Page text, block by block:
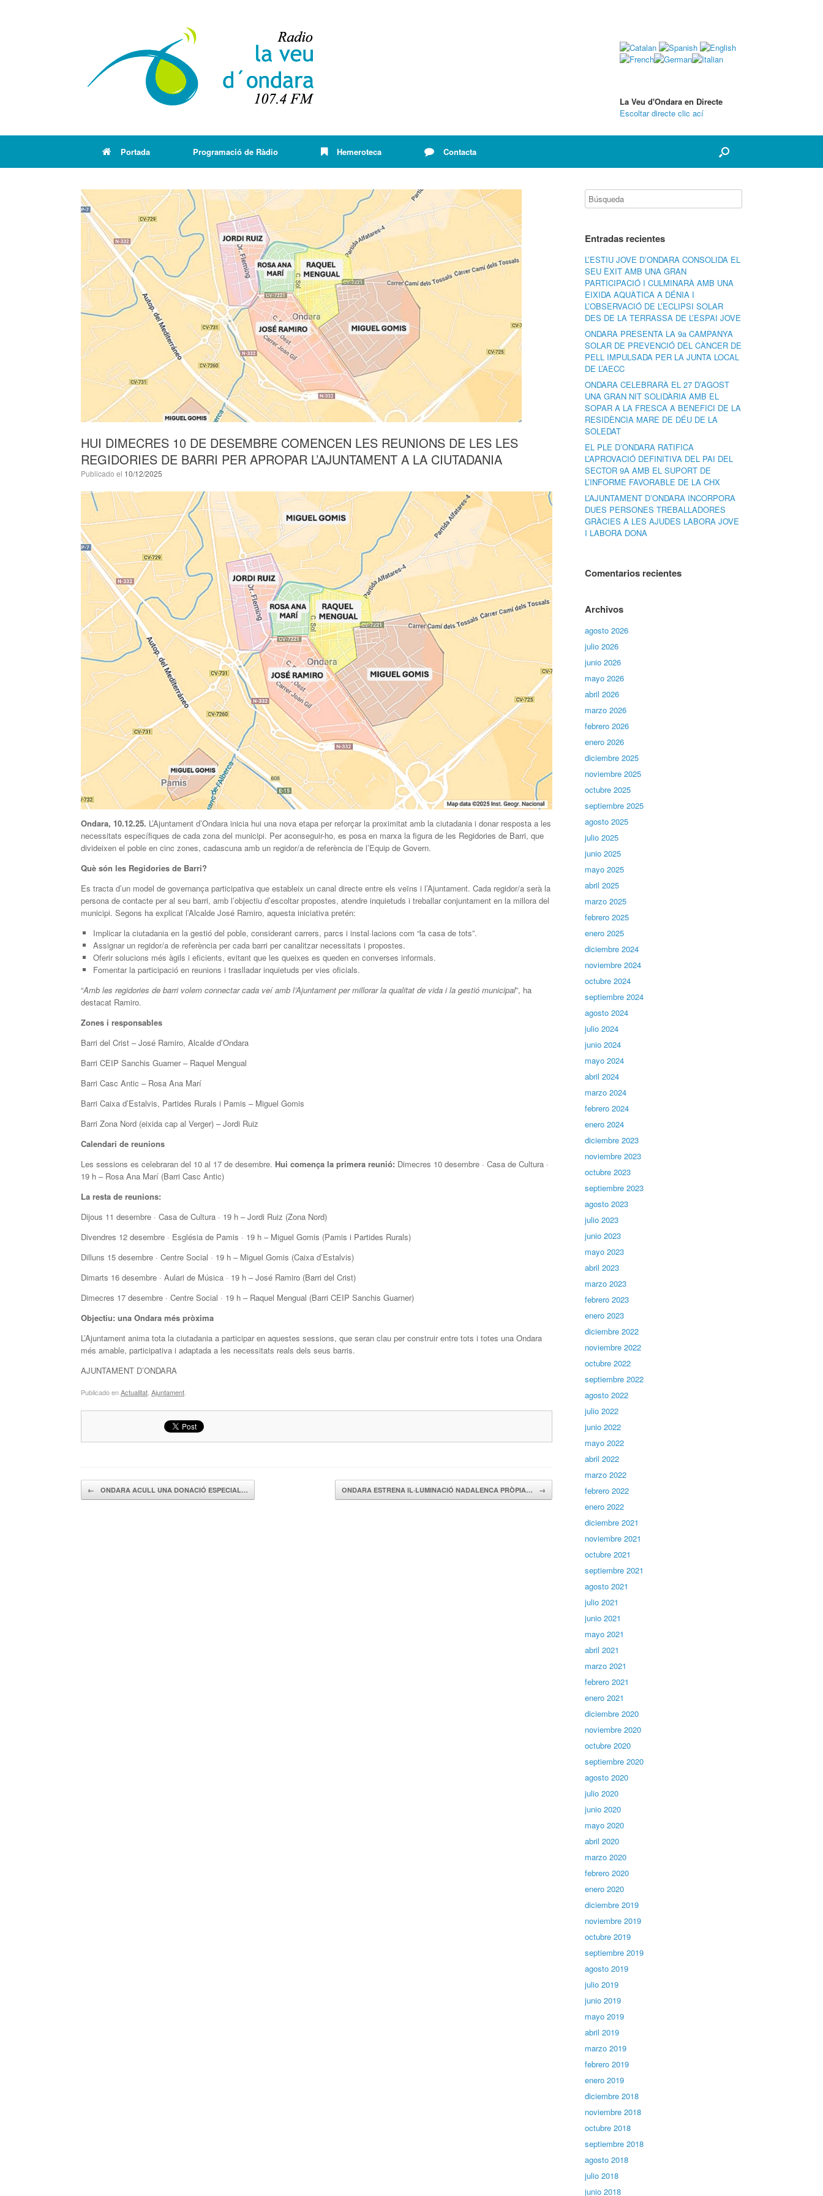
La Veu d'Ondara en Directe
Escoltar directe clic ací
Portada Programació de Ràdio Hemeroteca Contacta
HUI DIMECRES 10 DE DESEMBRE COMENCEN LES REUNIONS DE LES LES
REGIDORIES DE BARRI PER APROPAR L’AJUNTAMENT A LA CIUTADANIA
Publicado el 10/12/2025
Ondara, 10.12.25. L’Ajuntament d’Ondara inicia hui una nova etapa per reforçar la proximitat amb la ciutadania i donar resposta a les
necessitats específiques de cada zona del municipi. Per aconseguir-ho, es posa en marxa la figura de les Regidories de Barri, que
divideixen el poble en cinc zones, cadascuna amb un regidor/a de referència de l’Equip de Govern.
Què són les Regidories de Barri?
Es tracta d’un model de governança participativa que estableix un canal directe entre els veïns i l’Ajuntament. Cada regidor/a serà la
persona de contacte per al seu barri, amb l’objectiu d’escoltar propostes, atendre inquietuds i treballar conjuntament en la millora del
municipi. Segons ha explicat l’Alcalde José Ramiro, aquesta iniciativa pretén:
Implicar la ciutadania en la gestió del poble, considerant carrers, parcs i instal·lacions com “la casa de tots”.
Assignar un regidor/a de referència per cada barri per canalitzar necessitats i propostes.
Oferir solucions més àgils i eficients, evitant que les queixes es queden en converses informals.
Fomentar la participació en reunions i traslladar inquietuds per vies oficials.
“Amb les regidories de barri volem connectar cada veí amb l’Ajuntament per millorar la qualitat de vida i la gestió municipal”, ha
destacat Ramiro.
Zones i responsables
Barri del Crist – José Ramiro, Alcalde d’Ondara
Barri CEIP Sanchis Guarner – Raquel Mengual
Barri Casc Antic – Rosa Ana Marí
Barri Caixa d’Estalvis, Partides Rurals i Pamis – Miguel Gomis
Barri Zona Nord (eixida cap al Verger) – Jordi Ruiz
Calendari de reunions
Les sessions es celebraran del 10 al 17 de desembre. Hui comença la primera reunió: Dimecres 10 desembre · Casa de Cultura ·
19 h – Rosa Ana Marí (Barri Casc Antic)
La resta de reunions:
Dijous 11 desembre · Casa de Cultura · 19 h – Jordi Ruiz (Zona Nord)
Divendres 12 desembre · Església de Pamis · 19 h – Miguel Gomis (Pamis i Partides Rurals)
Dilluns 15 desembre · Centre Social · 19 h – Miguel Gomis (Caixa d’Estalvis)
Dimarts 16 desembre · Aulari de Música · 19 h – José Ramiro (Barri del Crist)
Dimecres 17 desembre · Centre Social · 19 h – Raquel Mengual (Barri CEIP Sanchis Guarner)
Objectiu: una Ondara més pròxima
L’Ajuntament anima tota la ciutadania a participar en aquestes sessions, que seran clau per construir entre tots i totes una Ondara
més amable, participativa i adaptada a les necessitats reals dels seus barris.
AJUNTAMENT D’ONDARA
Publicado enActualitat, Ajuntament.
Navegador de artículos
← ONDARA ACULL UNA DONACIÓ ESPECIAL… ONDARA ESTRENA IL·LUMINACIÓ NADALENCA PRÒPIA… →
Entradas recientes
L’ESTIU JOVE D’ONDARA CONSOLIDA EL
SEU ÈXIT AMB UNA GRAN
PARTICIPACIÓ I CULMINARÀ AMB UNA
EIXIDA AQUÀTICA A DÉNIA I
L’OBSERVACIÓ DE L’ECLIPSI SOLAR
DES DE LA TERRASSA DE L’ESPAI JOVE
ONDARA PRESENTA LA 9a CAMPANYA
SOLAR DE PREVENCIÓ DEL CÀNCER DE
PELL IMPULSADA PER LA JUNTA LOCAL
DE L’AECC
ONDARA CELEBRARÀ EL 27 D’AGOST
UNA GRAN NIT SOLIDÀRIA AMB EL
SOPAR A LA FRESCA A BENEFICI DE LA
RESIDÈNCIA MARE DE DÉU DE LA
SOLEDAT
EL PLE D’ONDARA RATIFICA
L’APROVACIÓ DEFINITIVA DEL PAI DEL
SECTOR 9A AMB EL SUPORT DE
L’INFORME FAVORABLE DE LA CHX
L’AJUNTAMENT D’ONDARA INCORPORA
DUES PERSONES TREBALLADORES
GRÀCIES A LES AJUDES LABORA JOVE
I LABORA DONA
Comentarios recientes
Archivos
agosto 2026
julio 2026
junio 2026
mayo 2026
abril 2026
marzo 2026
febrero 2026
enero 2026
diciembre 2025
noviembre 2025
octubre 2025
septiembre 2025
agosto 2025
julio 2025
junio 2025
mayo 2025
abril 2025
marzo 2025
febrero 2025
enero 2025
diciembre 2024
noviembre 2024
octubre 2024
septiembre 2024
agosto 2024
julio 2024
junio 2024
mayo 2024
abril 2024
marzo 2024
febrero 2024
enero 2024
diciembre 2023
noviembre 2023
octubre 2023
septiembre 2023
agosto 2023
julio 2023
junio 2023
mayo 2023
abril 2023
marzo 2023
febrero 2023
enero 2023
diciembre 2022
noviembre 2022
octubre 2022
septiembre 2022
agosto 2022
julio 2022
junio 2022
mayo 2022
abril 2022
marzo 2022
febrero 2022
enero 2022
diciembre 2021
noviembre 2021
octubre 2021
septiembre 2021
agosto 2021
julio 2021
junio 2021
mayo 2021
abril 2021
marzo 2021
febrero 2021
enero 2021
diciembre 2020
noviembre 2020
octubre 2020
septiembre 2020
agosto 2020
julio 2020
junio 2020
mayo 2020
abril 2020
marzo 2020
febrero 2020
enero 2020
diciembre 2019
noviembre 2019
octubre 2019
septiembre 2019
agosto 2019
julio 2019
junio 2019
mayo 2019
abril 2019
marzo 2019
febrero 2019
enero 2019
diciembre 2018
noviembre 2018
octubre 2018
septiembre 2018
agosto 2018
julio 2018
junio 2018